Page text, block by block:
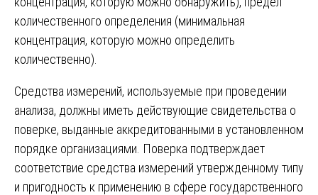
количественного определения (минимальная
концентрация, которую можно определить
количественно).
Средства измерений, используемые при проведении
анализа, должны иметь действующие свидетельства о
поверке, выданные аккредитованными в установленном
порядке организациями. Поверка подтверждает
соответствие средства измерений утвержденному типу
и пригодность к применению в сфере государственного